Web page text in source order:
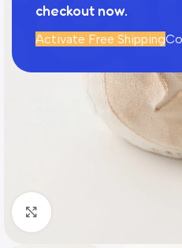
checkout now.
Activate Free Shipping